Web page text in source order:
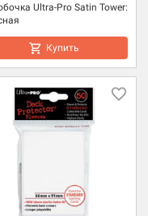
Ultra-Pro Satin Tower:
Купить